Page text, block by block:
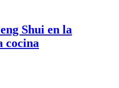
Shui en la
cocina